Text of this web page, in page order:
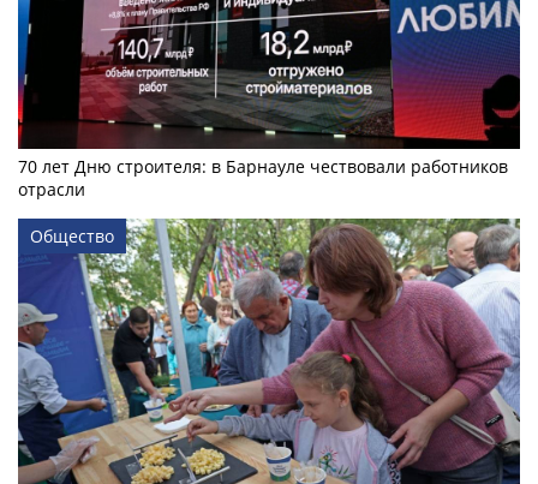
70 лет Дню строителя: в Барнауле чествовали работников
отрасли
Общество